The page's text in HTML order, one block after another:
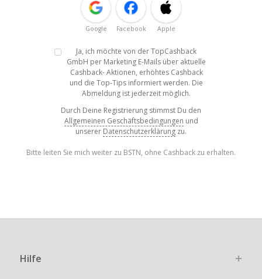
Google Facebook Apple
Ja, ich möchte von der TopCashback
GmbH per Marketing E-Mails über aktuelle
Cashback- Aktionen, erhöhtes Cashback
und die Top-Tips informiert werden. Die
Abmeldung ist jederzeit möglich.
Durch Deine Registrierung stimmst Du den
Allgemeinen Geschäftsbedingungen und
unserer Datenschutzerklärung zu.
Bitte leiten Sie mich weiter zu BSTN, ohne Cashback zu erhalten.
Hilfe